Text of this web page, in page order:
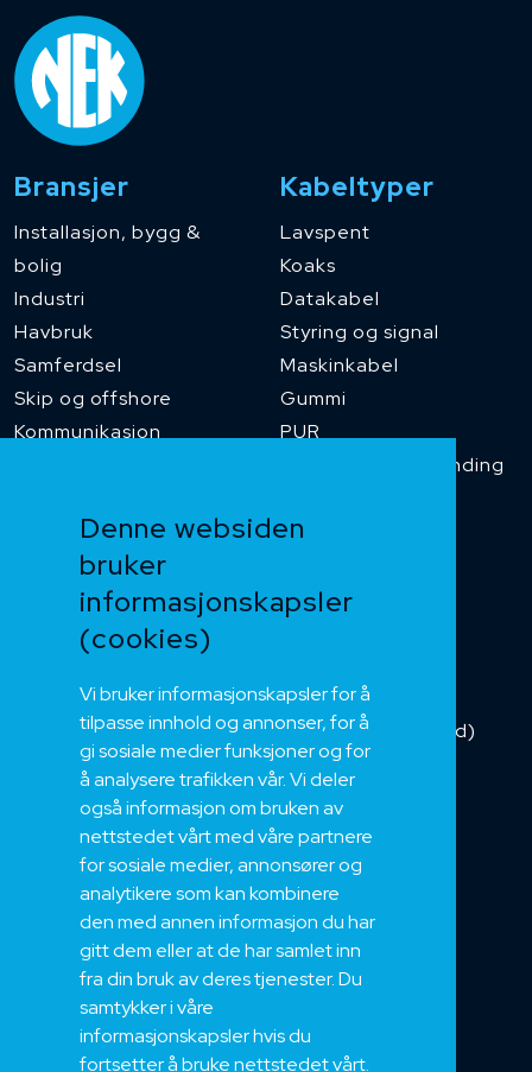
Denne websiden
bruker
informasjonskapsler
(cookies)
Vi bruker informasjonskapsler for å
tilpasse innhold og annonser, for å
gi sosiale medier funksjoner og for
å analysere trafikken vår. Vi deler
også informasjon om bruken av
nettstedet vårt med våre partnere
for sosiale medier, annonsører og
analytikere som kan kombinere
den med annen informasjon du har
gitt dem eller at de har samlet inn
fra din bruk av deres tjenester. Du
samtykker i våre
informasjonskapsler hvis du
fortsetter å bruke nettstedet vårt.
Bransjer
Installasjon, bygg &
bolig
Industri
Havbruk
Samferdsel
Skip og offshore
Kommunikasjon
Kabeltyper
Lavspent
Koaks
Datakabel
Styring og signal
Maskinkabel
Gummi
PUR
Temperaturbestanding
Heis og kran
Kategorikabel
Installasjonskabel
Kombikabel (Hybrid)
DNV sertifisert
Tilbehør
Om oss
Bærekraft og Åpenhet
Jobb hos oss
Sertifiseringer
Support
Teknisk